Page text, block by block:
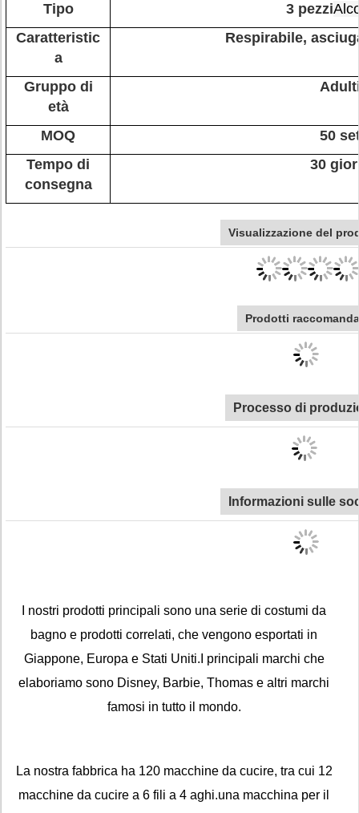
Tipo 3 pezzi
Caratteristic
a
Respirabile,
Gruppo di
età
MOQ
50
Tempo di
consegna
30
Visualizzazione del
Prodotti
Processo di
Informazioni sulle
I nostri prodotti principali sono una serie di costumi da
bagno e prodotti correlati, che vengono esportati in
Giappone, Europa e Stati Uniti.I principali marchi che
elaboriamo sono Disney, Barbie, Thomas e altri marchi
famosi in tutto il mondo.
La nostra fabbrica ha 120 macchine da cucire, tra cui 12
macchine da cucire a 6 fili a 4 aghi.una macchina per il